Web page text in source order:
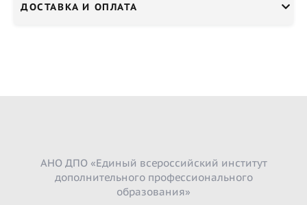
ДОСТАВКА И ОПЛАТА
АНО ДПО «Единый всероссийский институт
дополнительного профессионального
образования»